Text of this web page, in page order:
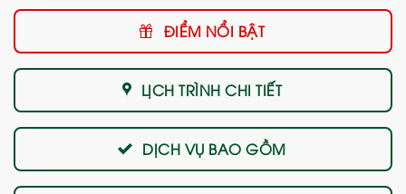
ĐIỂM NỔI BẬT
LỊCH TRÌNH CHI TIẾT
DỊCH VỤ BAO GỒM